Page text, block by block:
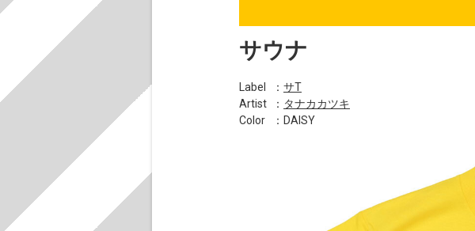
サウナ
Label ： サT
Artist
： タナカカツキ
Color
：DAISY